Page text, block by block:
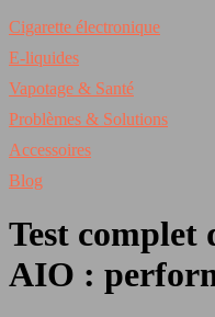
Cigarette électronique
E-liquides
Vapotage & Santé
Problèmes & Solutions
Accessoires
Blog
Test complet
AIO :